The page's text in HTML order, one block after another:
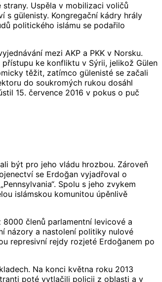
Uspěla v mobilizaci voličů
s gülenisty. Kongregační kádry hrály
politického islámu se podařilo
mezi AKP a PKK v Norsku.
ke konfliktu v Sýrii, jelikož Gülen
těžit, zatímco gülenisté se začali
do soukromých rukou dosáhl
15. července 2016 v pokus o puč
být pro jeho vládu hrozbou. Zároveň
se Erdoğan vyjadřoval o
Spolu s jeho zvykem
islámskou komunitou úpěnlivě
členů parlamentní levicové a
názory a nastolení politiky nulové
represivní rejdy rozjeté Erdoğanem po
Na konci května roku 2013
poté vytlačili policii z oblasti a v